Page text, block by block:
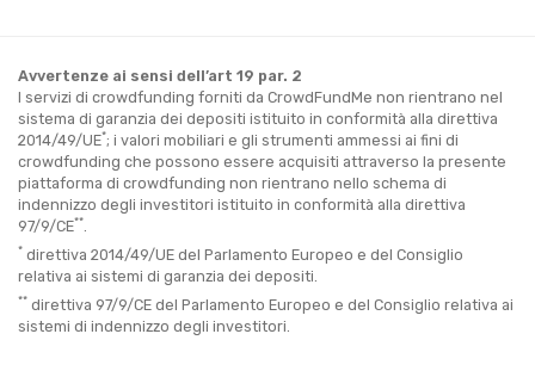
Avvertenze ai sensi dell’art 19 par. 2
I servizi di crowdfunding forniti da CrowdFundMe non rientrano nel
sistema di garanzia dei depositi istituito in conformità alla direttiva
2014/49/UE*; i valori mobiliari e gli strumenti ammessi ai fini di
crowdfunding che possono essere acquisiti attraverso la presente
piattaforma di crowdfunding non rientrano nello schema di
indennizzo degli investitori istituito in conformità alla direttiva
97/9/CE**
* direttiva 2014/49/UE del Parlamento Europeo e del Consiglio
relativa ai sistemi di garanzia dei depositi.
** direttiva 97/9/CE del Parlamento Europeo e del Consiglio relativa ai
sistemi di indennizzo degli investitori.